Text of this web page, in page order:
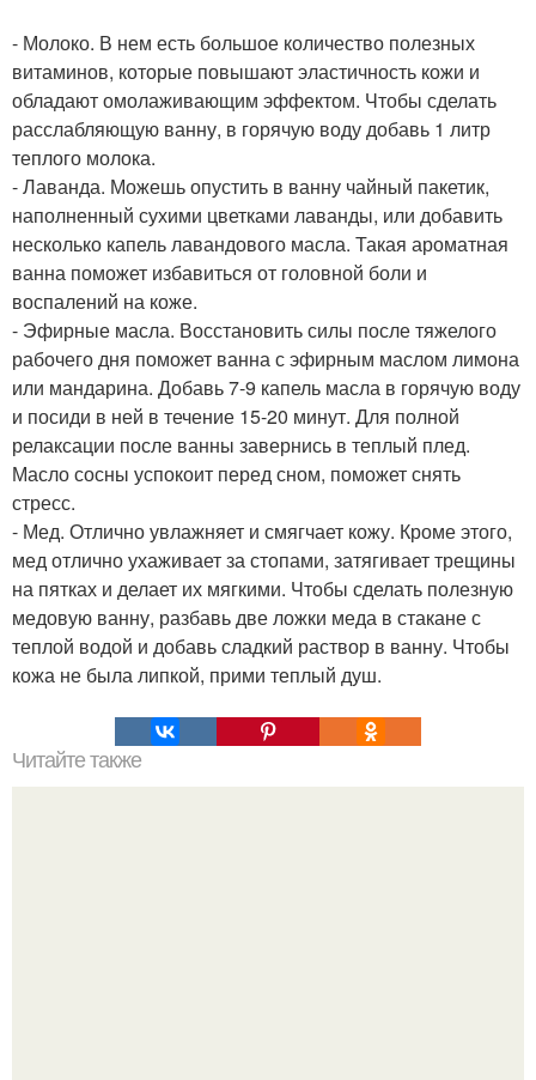
- Молоко. В нем есть большое количество полезных
витаминов, которые повышают эластичность кожи и
обладают омолаживающим эффектом. Чтобы сделать
расслабляющую ванну, в горячую воду добавь 1 литр
теплого молока.
- Лаванда. Можешь опустить в ванну чайный пакетик,
наполненный сухими цветками лаванды, или добавить
несколько капель лавандового масла. Такая ароматная
ванна поможет избавиться от головной боли и
воспалений на коже.
- Эфирные масла. Восстановить силы после тяжелого
рабочего дня поможет ванна с эфирным маслом лимона
или мандарина. Добавь 7-9 капель масла в горячую воду
и посиди в ней в течение 15-20 минут. Для полной
релаксации после ванны завернись в теплый плед.
Масло сосны успокоит перед сном, поможет снять
стресс.
- Мед. Отлично увлажняет и смягчает кожу. Кроме этого,
мед отлично ухаживает за стопами, затягивает трещины
на пятках и делает их мягкими. Чтобы сделать полезную
медовую ванну, разбавь две ложки меда в стакане с
теплой водой и добавь сладкий раствор в ванну. Чтобы
кожа не была липкой, прими теплый душ.
Читайте также